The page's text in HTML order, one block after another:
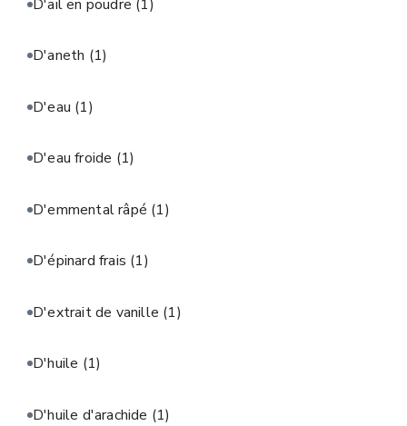
D'ail en poudre (1)
D'aneth (1)
D'eau (1)
D'eau froide (1)
D'emmental râpé (1)
D'épinard frais (1)
D'extrait de vanille (1)
D'huile (1)
D'huile d'arachide (1)